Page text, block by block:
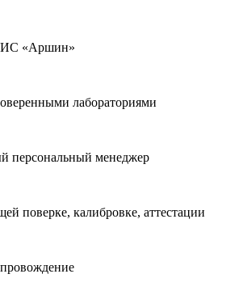
«Аршин»
лабораториями
персональный менеджер
поверке, калибровке, аттестации